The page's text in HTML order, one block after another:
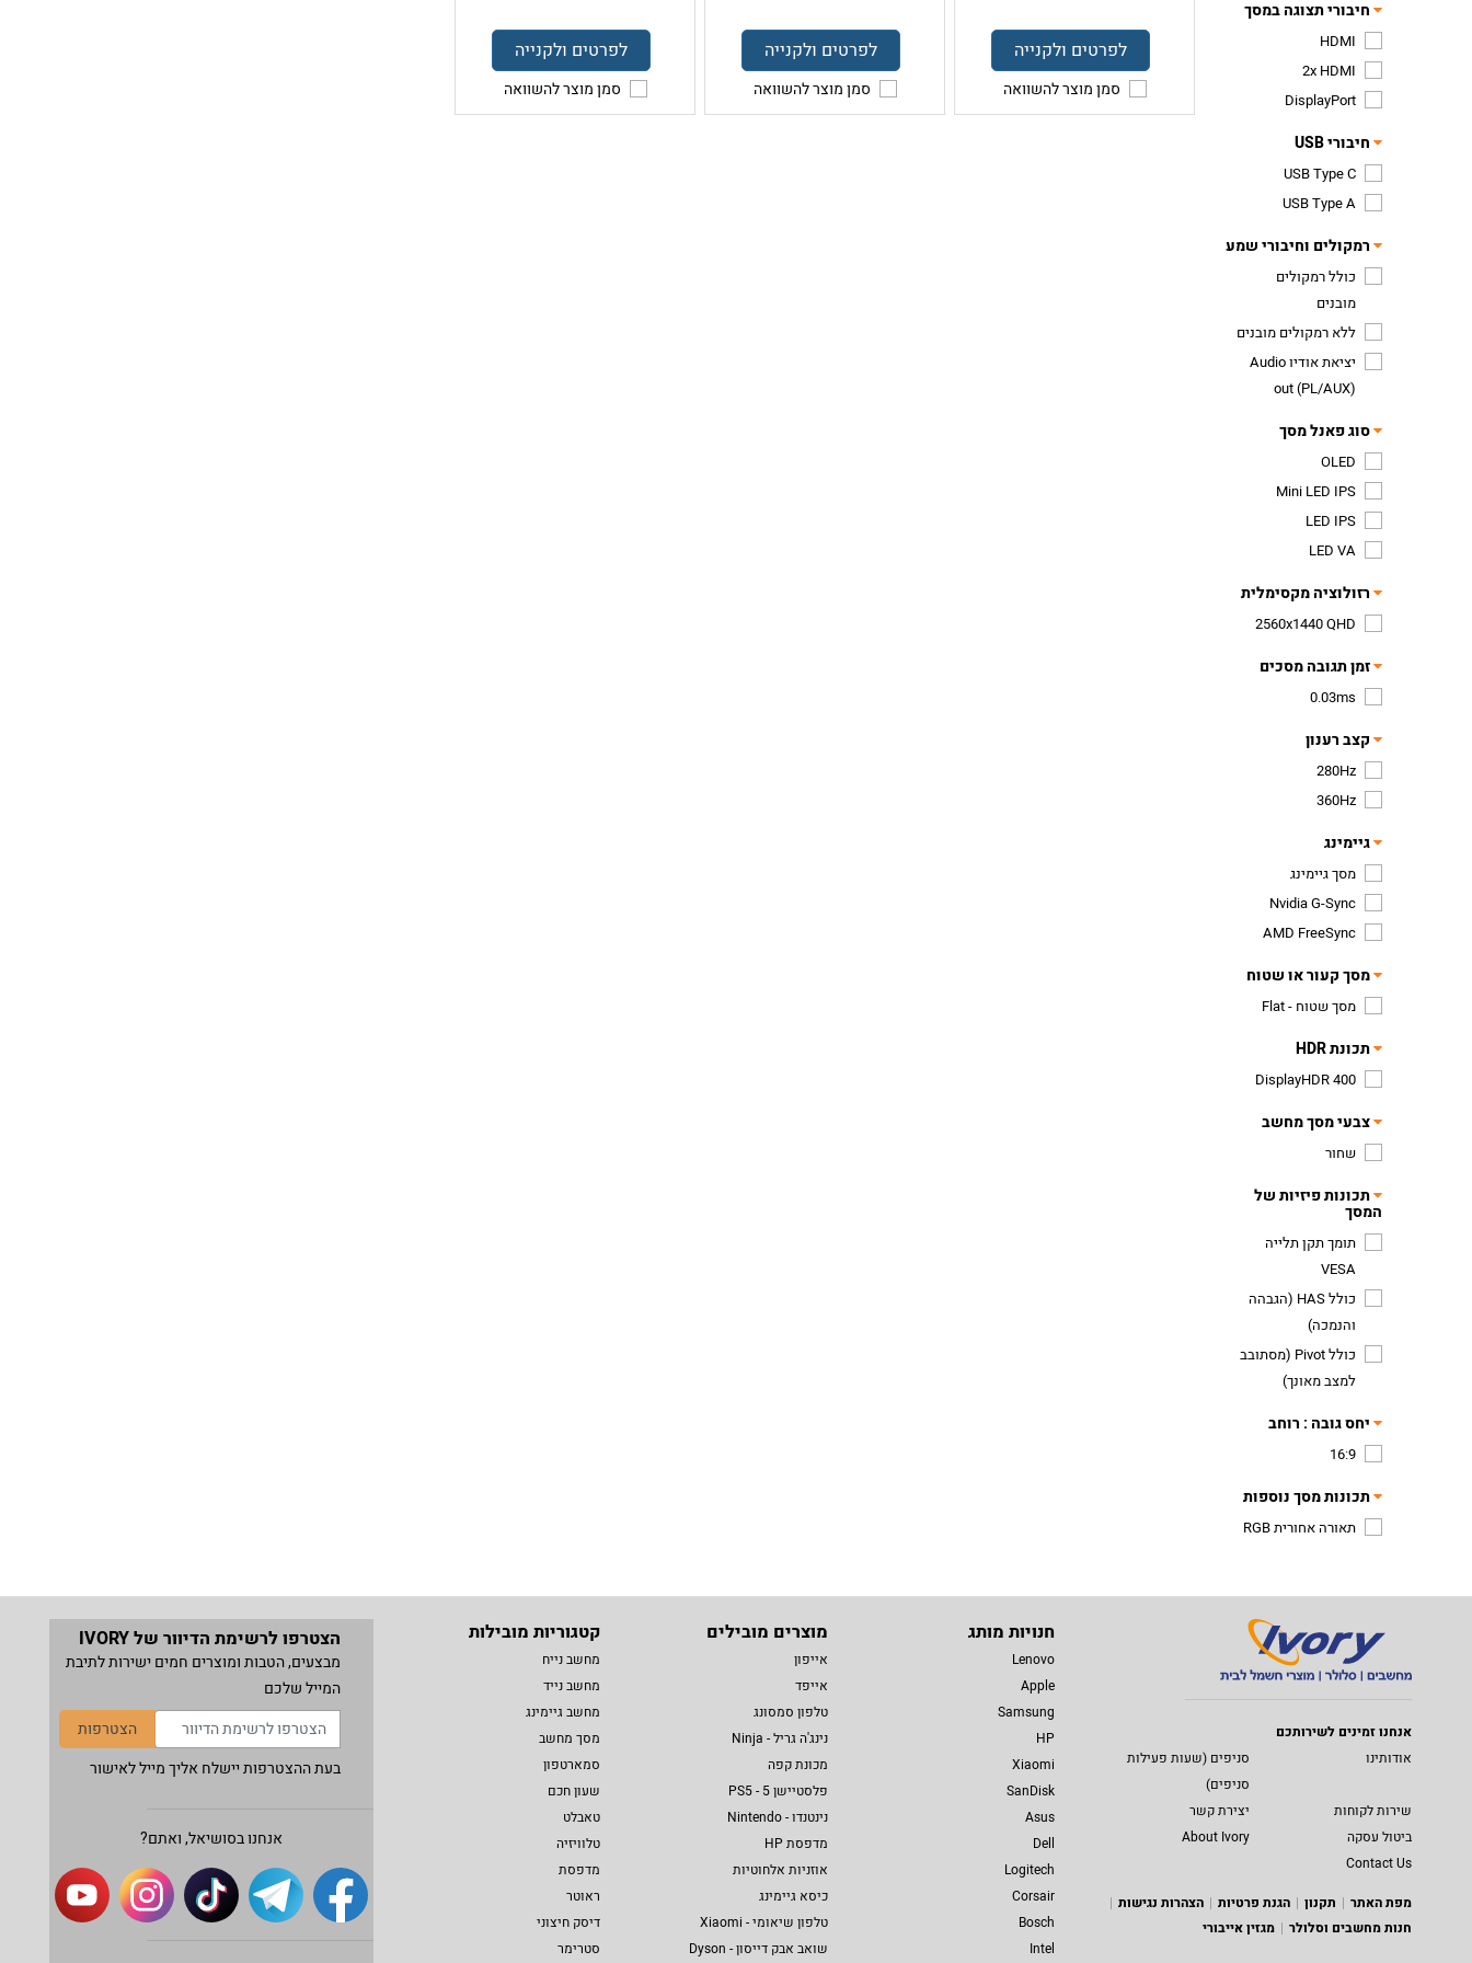
חיבורי תצוגה במסך
HDMI
2x HDMI
DisplayPort
חיבורי USB
USB Type C
USB Type A
רמקולים וחיבורי שמע
כולל רמקולים
מובנים
ללא רמקולים מובנים
יציאת אודיו Audio
out (PL/AUX)
סוג פאנל מסך
OLED
Mini LED IPS
LED IPS
LED VA
רזולוציה מקסימלית
2560x1440 QHD
זמן תגובה מסכים
0.03ms
קצב רענון
280Hz
360Hz
גיימינג
מסך גיימינג
Nvidia G-Sync
AMD FreeSync
מסך קעור או שטוח
מסך שטוח - Flat
תכונת HDR
DisplayHDR 400
צבעי מסך מחשב
שחור
תכונות פיזיות של
המסך
תומך תקן תלייה
VESA
כולל HAS (הגבהה
והנמכה)
כולל Pivot (מסתובב
למצב מאונך)
יחס גובה : רוחב
16:9
תכונות מסך נוספות
תאורה אחורית RGB
לפרטים ולקנייה
סמן מוצר להשוואה
לפרטים ולקנייה
סמן מוצר להשוואה
לפרטים ולקנייה
סמן מוצר להשוואה
אנחנו זמינים לשירותכם
אודותינו
סניפים (שעות פעילות
סניפים)
שירות לקוחות
יצירת קשר
ביטול עסקה
About Ivory
Contact Us
מפת האתר
תקנון הגנת פרטיות
הצהרות נגישות
חנות מחשבים וסלולר
מגזין אייבורי
חנויות מותג
Lenovo
Apple
Samsung
HP
Xiaomi
SanDisk
Asus
Dell
Logitech
Corsair
Bosch
Intel
מוצרים מובילים
אייפון
אייפד
טלפון סמסונג
נינג'ה גריל - Ninja
מכונת קפה
פלסטיישן 5 - PS5
נינטנדו - Nintendo
מדפסת HP
אוזניות אלחוטיות
כיסא גיימינג
טלפון שיאומי - Xiaomi
שואב אבק דייסון - Dyson
קטגוריות מובילות
מחשב נייח
מחשב נייד
מחשב גיימינג
מסך מחשב
סמארטפון
שעון חכם
טאבלט
טלוויזיה
מדפסת
ראוטר
דיסק חיצוני
סטרימר
הצטרפו לרשימת הדיוור של IVORY
מבצעים, הטבות ומוצרים חמים ישירות לתיבת
המייל שלכם
הצטרפות
בעת ההצטרפות יישלח אליך מייל לאישור
אנחנו בסושיאל, ואתם?